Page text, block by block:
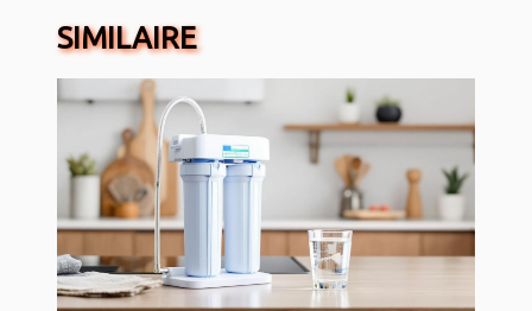
SIMILAIRE